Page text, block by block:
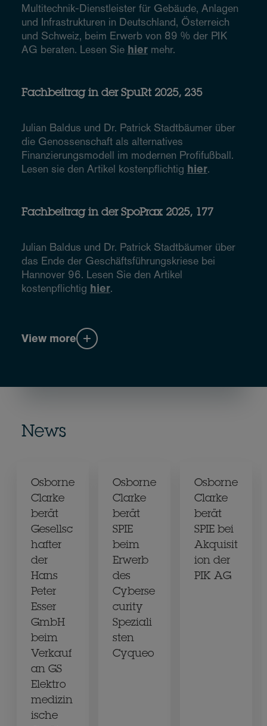
Multitechnik-Dienstleister für Gebäude, Anlagen
und Infrastrukturen in Deutschland, Österreich
und Schweiz, beim Erwerb von 89 % der PIK
AG beraten. Lesen Sie hiermehr.
Fachbeitrag in der SpuRt 2025, 235
Julian Baldus und Dr. Patrick Stadtbäumer über
die Genossenschaft als alternatives
Finanzierungsmodell im modernen Profifußball.
Lesen sie den Artikel kostenpflichtig hier.
Fachbeitrag in der SpoPrax 2025, 177
Julian Baldus und Dr. Patrick Stadtbäumer über
das Ende der Geschäftsführungskriese bei
Hannover 96. Lesen Sie den Artikel
kostenpflichtig hier.
View more
News
Osborne
Clarke
berät
Gesellsc
hafter
der
Hans
Peter
Esser
GmbH
beim
Verkauf
an GS
Elektro
medizin
ische
Osborne
Clarke
berät
SPIE
beim
Erwerb
des
Cyberse
curity
Speziali
sten
Cyqueo
Osborne
Clarke
berät
SPIE bei
Akquisit
ion der
PIK AG